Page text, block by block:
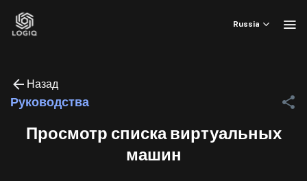
Russia
Назад
Руководства
Просмотр списка виртуальных
машин